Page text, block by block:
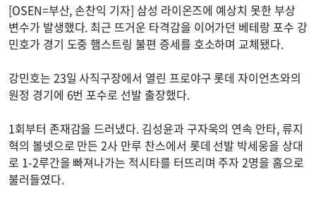
[OSEN=부산, 손찬익 기자] 삼성 라이온즈에 예상치 못한 부상
변수가 발생했다. 최근 뜨거운 타격감을 이어가던 베테랑 포수 강
민호가 경기 도중 햄스트링 불편 증세를 호소하며 교체됐다.
강민호는 23일 사직구장에서 열린 프로야구 롯데 자이언츠와의
원정 경기에 6번 포수로 선발 출장했다.
1회부터 존재감을 드러냈다. 김성윤과 구자욱의 연속 안타, 류지
혁의 볼넷으로 만든 2사 만루 찬스에서 롯데 선발 박세웅을 상대
로 1-2루간을 빠져나가는 적시타를 터뜨리며 주자 2명을 홈으로
불러들였다.